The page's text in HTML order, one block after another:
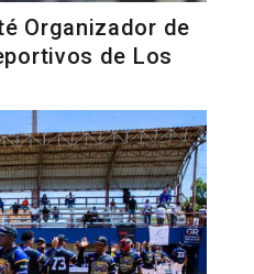
Organizador de
de Los